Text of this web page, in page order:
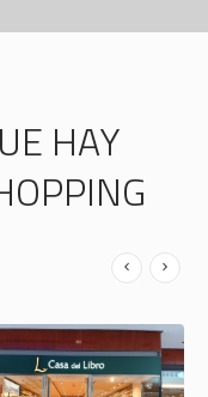
HAY